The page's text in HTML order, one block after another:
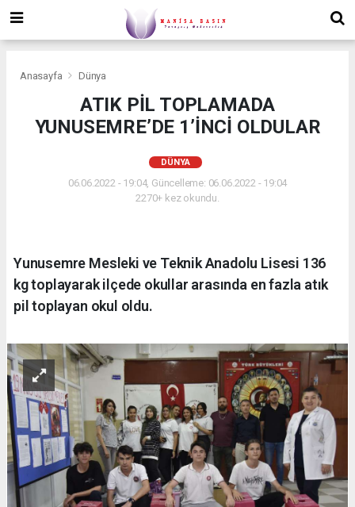
Anasayfa Dünya
ATIK PİL TOPLAMADA
YUNUSEMRE’DE 1’İNCİ OLDULAR
DÜNYA
06.06.2022 - 19:04, Güncelleme: 06.06.2022 - 19:04
2270+ kez okundu.
Yunusemre Mesleki ve Teknik Anadolu Lisesi 136
kg toplayarak ilçede okullar arasında en fazla atık
pil toplayan okul oldu.